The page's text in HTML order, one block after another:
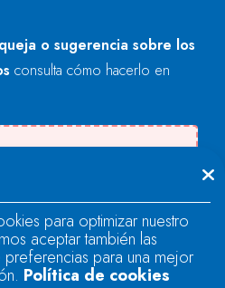
queja o sugerencia sobre los
consulta cómo hacerlo en
al cargar el campo
para optimizar nuestro
aceptar también las
para una mejor
Política de cookies